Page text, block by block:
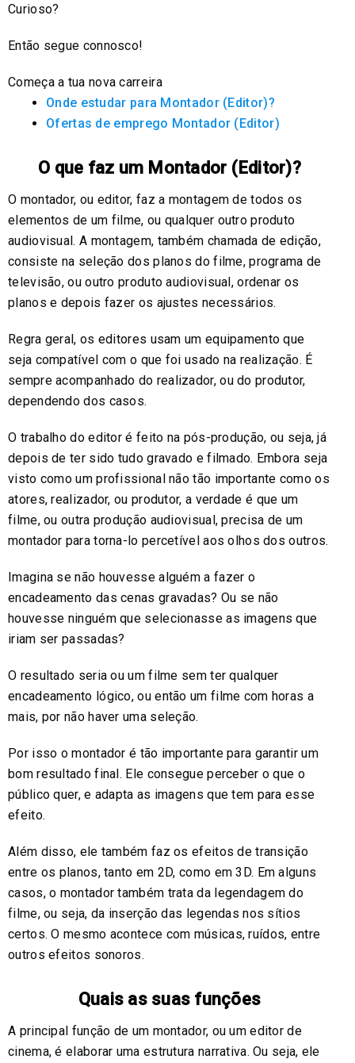
Curioso?
Então segue connosco!
Começa a tua nova carreira
Onde estudar para Montador (Editor)?
Ofertas de emprego Montador (Editor)
O que faz um Montador (Editor)?
O montador, ou editor, faz a montagem de todos os
elementos de um filme, ou qualquer outro produto
audiovisual. A montagem, também chamada de edição,
consiste na seleção dos planos do filme, programa de
televisão, ou outro produto audiovisual, ordenar os
planos e depois fazer os ajustes necessários.
Regra geral, os editores usam um equipamento que
seja compatível com o que foi usado na realização. É
sempre acompanhado do realizador, ou do produtor,
dependendo dos casos.
O trabalho do editor é feito na pós-produção, ou seja, já
depois de ter sido tudo gravado e filmado. Embora seja
visto como um profissional não tão importante como os
atores, realizador, ou produtor, a verdade é que um
filme, ou outra produção audiovisual, precisa de um
montador para torna-lo percetível aos olhos dos outros.
Imagina se não houvesse alguém a fazer o
encadeamento das cenas gravadas? Ou se não
houvesse ninguém que selecionasse as imagens que
iriam ser passadas?
O resultado seria ou um filme sem ter qualquer
encadeamento lógico, ou então um filme com horas a
mais, por não haver uma seleção.
Por isso o montador é tão importante para garantir um
bom resultado final. Ele consegue perceber o que o
público quer, e adapta as imagens que tem para esse
efeito.
Além disso, ele também faz os efeitos de transição
entre os planos, tanto em 2D, como em 3D. Em alguns
casos, o montador também trata da legendagem do
filme, ou seja, da inserção das legendas nos sítios
certos. O mesmo acontece com músicas, ruídos, entre
outros efeitos sonoros.
Quais as suas funções
A principal função de um montador, ou um editor de
cinema, é elaborar uma estrutura narrativa. Ou seja, ele